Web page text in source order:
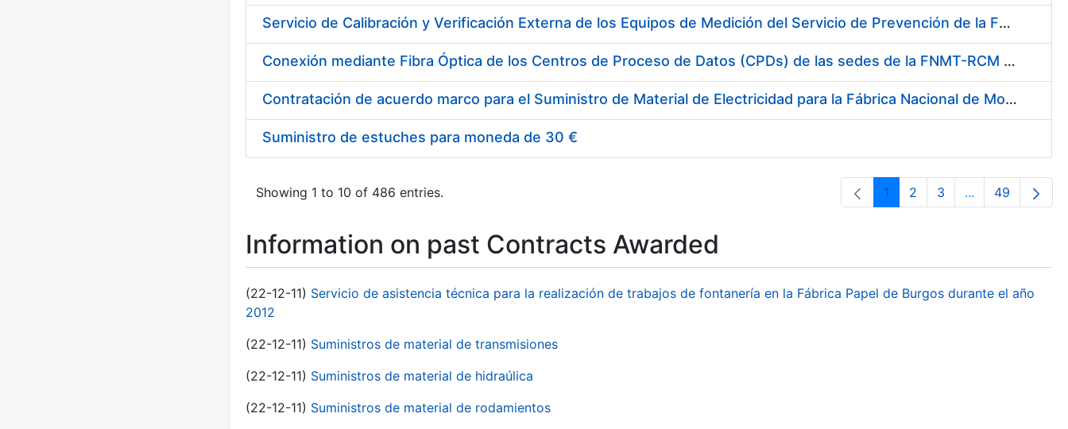
Servicio de Calibración y Verificación Externa de los Equipos de Medición del Servicio de Prevención de la FNMT-RCM
Conexión mediante Fibra Óptica de los Centros de Proceso de Datos (CPDs) de las sedes de la FNMT-RCM de Burgos y Madrid
Contratación de acuerdo marco para el Suministro de Material de Electricidad para la Fábrica Nacional de Moneda y Timbre-Real Casa de la Moneda en su centro de trabajo de Burgos
Suministro de estuches para moneda de 30 €
Showing 1 to 10 of 486 entries. Page
1 Page
2 Page
3 ...Intermediate
Page
49
Information on past Contracts Awarded
(22-12-11) Servicio de asistencia técnica para la realización de trabajos de fontanería en la Fábrica Papel de Burgos durante el año
2012
(22-12-11) Suministros de material de transmisiones
(22-12-11) Suministros de material de hidraúlica
(22-12-11) Suministros de material de rodamientos